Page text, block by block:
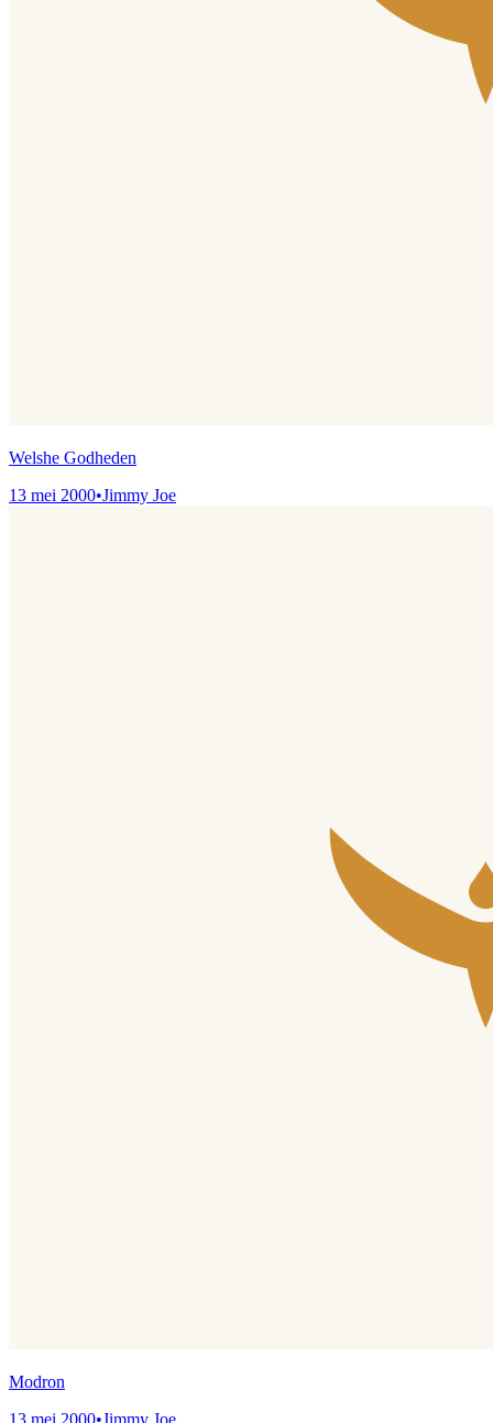
Welshe Godheden
13 mei 2000•Jimmy Joe
Modron